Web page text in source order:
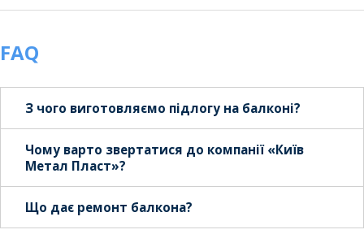
FAQ
З чого виготовляємо підлогу на балконі?
Чому варто звертатися до компанії «Київ
Метал Пласт»?
Що дає ремонт балкона?